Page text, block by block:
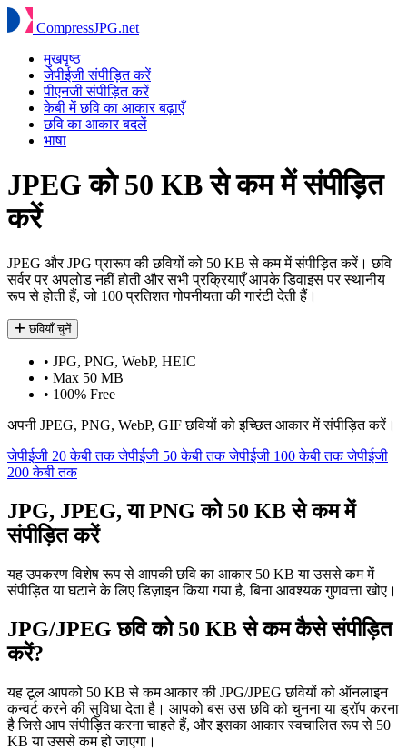
CompressJPG.net
मुखपृष्ठ
जेपीईजी संपीड़ित करें
पीएनजी संपीड़ित करें
केबी में छवि का आकार बढ़ाएँ
छवि का आकार बदलें
भाषा
JPEG को 50 KB से कम में संपीड़ित
करें
JPEG और JPG प्रारूप की छवियों को 50 KB से कम में संपीड़ित करें। छवि
सर्वर पर अपलोड नहीं होती और सभी प्रक्रियाएँ आपके डिवाइस पर स्थानीय
रूप से होती हैं, जो 100 प्रतिशत गोपनीयता की गारंटी देती हैं।
छवियाँ चुनें
• JPG, PNG, WebP, HEIC
• Max 50 MB
• 100% Free
अपनी JPEG, PNG, WebP, GIF छवियों को इच्छित आकार में संपीड़ित करें।
जेपीईजी 20 केबी तकजेपीईजी 50 केबी तकजेपीईजी 100 केबी तकजेपीईजी
200 केबी तक
JPG, JPEG, या PNG को 50 KB से कम में
संपीड़ित करें
यह उपकरण विशेष रूप से आपकी छवि का आकार 50 KB या उससे कम में
संपीड़ित या घटाने के लिए डिज़ाइन किया गया है, बिना आवश्यक गुणवत्ता खोए।
JPG/JPEG छवि को 50 KB से कम कैसे संपीड़ित
करें?
यह टूल आपको 50 KB से कम आकार की JPG/JPEG छवियों को ऑनलाइन
कन्वर्ट करने की सुविधा देता है। आपको बस उस छवि को चुनना या ड्रॉप करना
है जिसे आप संपीड़ित करना चाहते हैं, और इसका आकार स्वचालित रूप से 50
KB या उससे कम हो जाएगा।